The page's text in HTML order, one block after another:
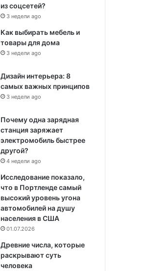
из соцсетей?
3 недели ago
Как выбирать мебель и
товары для дома
3 недели ago
Дизайн интерьера: 8
самых важных принципов
3 недели ago
Почему одна зарядная
станция заряжает
электромобиль быстрее
другой?
4 недели ago
Исследование показало,
что в Портленде самый
высокий уровень угона
автомобилей на душу
населения в США
01.07.2026
Древние числа, которые
раскрывают суть
человека